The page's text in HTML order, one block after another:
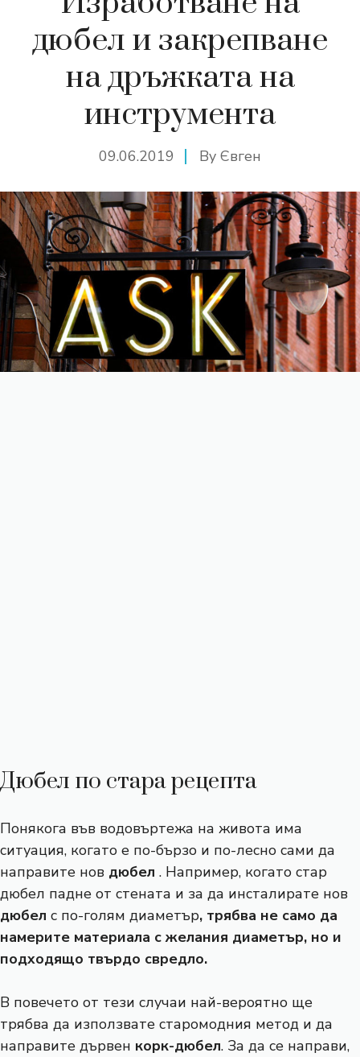
дюбел и закрепване
на дръжката на
инструмента
09.06.2019 By Євген
Дюбел по стара рецепта
Понякога във водовъртежа на живота има
ситуация, когато е по-бързо и по-лесно сами да
направите нов дюбел . Например, когато стар
дюбел падне от стената и за да инсталирате нов
дюбел с по-голям диаметър, трябва не само да
намерите материала с желания диаметър, но и
подходящо твърдо свредло.
В повечето от тези случаи най-вероятно ще
трябва да използвате старомодния метод и да
направите дървен корк-дюбел. За да се направи,